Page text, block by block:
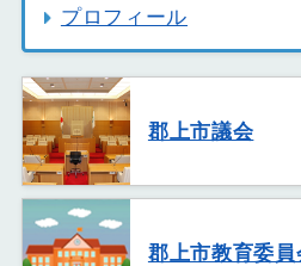
プロフィール
郡上市議会
郡上市教育委員